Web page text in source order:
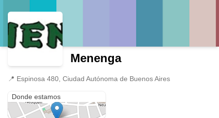
Menenga
📍 Espinosa 480, Ciudad Autónoma de Buenos Aires
Donde estamos